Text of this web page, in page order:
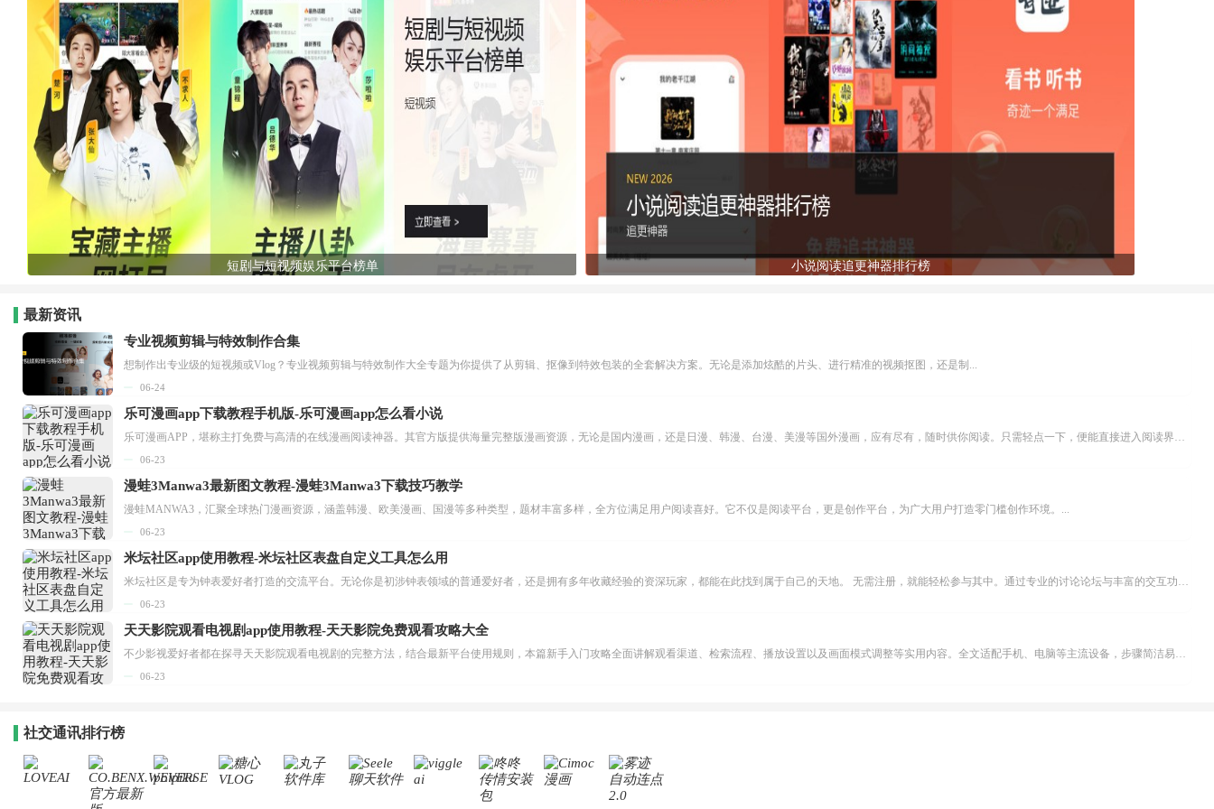
短剧与短视频娱乐平台榜单 小说阅读追更神器排行榜
最新资讯
专业视频剪辑与特效制作合集
想制作出专业级的短视频或Vlog？专业视频剪辑与特效制作大全专题为你提供了从剪辑、抠像到特效包装的全套解决方案。无论是添加炫酷的片头、进行精准的视频抠图，还是制...
06-24
乐可漫画app下载教程手机版-乐可漫画app怎么看小说
06-23
漫蛙3Manwa3最新图文教程-漫蛙3Manwa3下载技巧教学
漫蛙MANWA3，汇聚全球热门漫画资源，涵盖韩漫、欧美漫画、国漫等多种类型，题材丰富多样，全方位满足用户阅读喜好。它不仅是阅读平台，更是创作平台，为广大用户打造零门槛创作环境。...
06-23
米坛社区app使用教程-米坛社区表盘自定义工具怎么用
06-23
天天影院观看电视剧app使用教程-天天影院免费观看攻略大全
06-23
社交通讯排行榜